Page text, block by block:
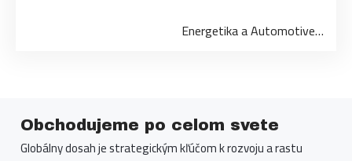
Energetika a Automotive…
Obchodujeme po celom svete
Globálny dosah je strategickým kľúčom k rozvoju a rastu